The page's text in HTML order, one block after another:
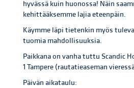
hyvässä kuin huonossa! Näin
kehittääksemme lajia eteenpäin.
Käymme läpi tietenkin myös
tuomia mahdollisuuksia.
Paikkana on vanha tuttu Scandic
1 Tampere (rautatieaseman
Päivän aikataulu: